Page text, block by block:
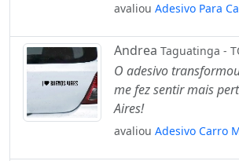
avaliou Adesivo Para
Andrea Taguatinga -
O adesivo
me fez sentir mais
Aires!
avaliou Adesivo Carro